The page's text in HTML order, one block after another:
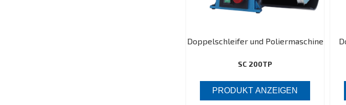
Doppelschleifer und Poliermaschine
SC 200TP
PRODUKT ANZEIGEN